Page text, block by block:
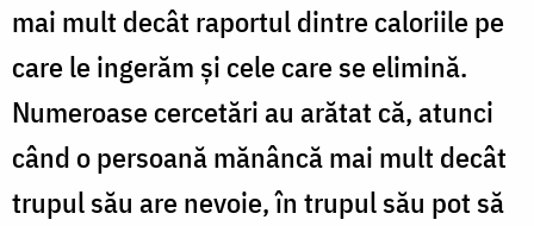
mai mult decât raportul dintre caloriile pe
care le ingerăm și cele care se elimină.
Numeroase cercetări au arătat că, atunci
când o persoană mănâncă mai mult decât
trupul său are nevoie, în trupul său pot să